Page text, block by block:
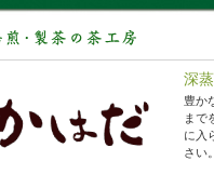
深
豊か
まで
に入
さい